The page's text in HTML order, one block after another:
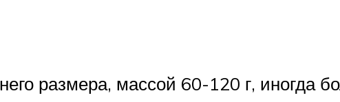
размера, массой 60-120 г, иногда